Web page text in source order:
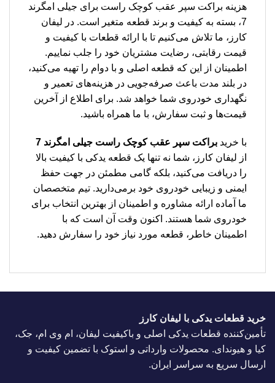
هزینه براکت سپر عقب کوچک راست برای جیلی امگرند
7، بسته به کیفیت و برند قطعه متغیر است. در لیفان
کارز، ما تلاش می‌کنیم تا با ارائه قطعات با کیفیت و
قیمت رقابتی، رضایت مشتریان خود را جلب نماییم.
اطمینان از این که قطعه اصلی و با دوام را تهیه می‌کنید،
در بلند مدت باعث صرفه‌جویی در هزینه‌های تعمیر و
نگهداری خودروی شما خواهد شد. برای اطلاع از آخرین
قیمت‌ها و ثبت سفارش، با ما همراه باشید.
با خرید براکت سپر عقب کوچک راست جیلی امگرند 7
از لیفان کارز، شما نه تنها یک قطعه یدکی با کیفیت بالا
را دریافت می‌کنید، بلکه گامی مطمئن در جهت حفظ
ایمنی و زیبایی خودروی خود برمی‌دارید. تیم متخصصان
ما آماده ارائه مشاوره و اطمینان از بهترین انتخاب برای
خودروی شما هستند. اکنون وقت آن است که با
اطمینان خاطر، قطعه مورد نیاز خود را سفارش دهید.
خرید قطعات یدکی با لیفان کارز
تأمین‌کننده قطعات یدکی اصلی و باکیفیت لیفان، ام وی ام، جک،
کیا و هیوندای. محصولات وارداتی و استوک با تضمین کیفیت و
ارسال سریع به سراسر ایران.